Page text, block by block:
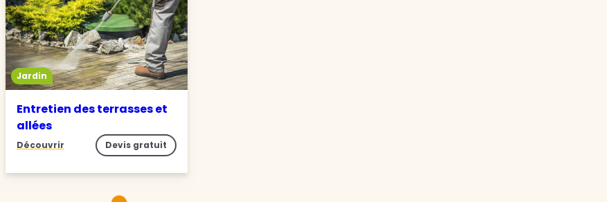
Jardin
Entretien des terrasses et
allées
Découvrir Devis gratuit